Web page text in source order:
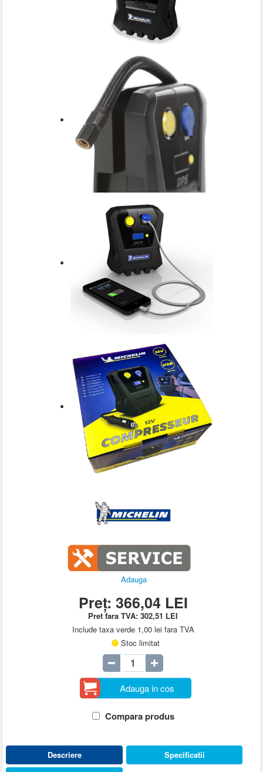
Adauga
Preț: 366,04 LEI
Pret fara TVA:302,51 LEI
Include taxa verde 1,00 lei fara TVA
Stoc limitat
Adauga in cos
Compara produs
Descriere
Specificatii